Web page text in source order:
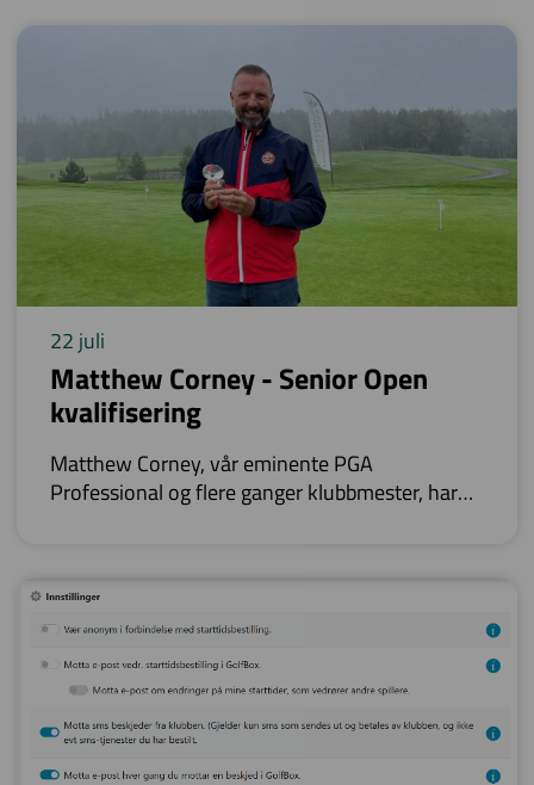
22 juli
Matthew Corney - Senior Open
kvalifisering
Matthew Corney, vår eminente PGA
Professional og flere ganger klubbmester, har
Harrington og Thomas Björn spiller. Padraig
Harrington vant fjorårets utgave.